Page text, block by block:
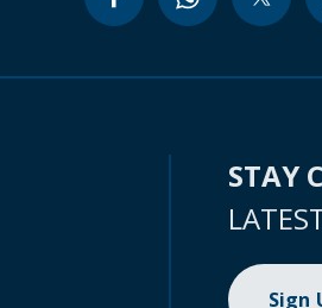
STAY
Sign